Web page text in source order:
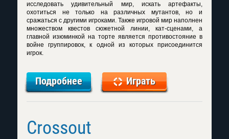
исследовать удивительный мир, искать артефакты,
охотиться не только на различных мутантов, но и
сражаться с другими игроками. Также игровой мир наполнен
множеством квестов сюжетной линии, кат-сценами, а
главной изюминкой на торте является противостояние в
войне группировок, к одной из которых присоединится
игрок.
Подробнее Играть
Crossout